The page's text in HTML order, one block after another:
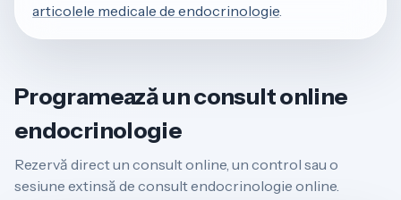
articolele medicale de endocrinologie
Programează un consult online
endocrinologie
Rezervă direct un consult online, un control sau o
sesiune extinsă de consult endocrinologie online.